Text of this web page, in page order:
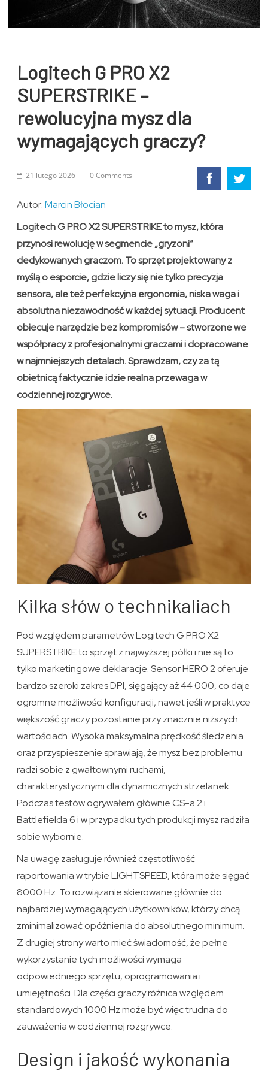
Logitech G PRO X2
SUPERSTRIKE –
rewolucyjna mysz dla
wymagających graczy?
21 lutego 2026 0 Comments
Autor:Marcin Błocian
Logitech G PRO X2 SUPERSTRIKE to mysz, która
przynosi rewolucję w segmencie „gryzoni”
dedykowanych graczom. To sprzęt projektowany z
myślą o esporcie, gdzie liczy się nie tylko precyzja
sensora, ale też perfekcyjna ergonomia, niska waga i
absolutna niezawodność w każdej sytuacji. Producent
obiecuje narzędzie bez kompromisów – stworzone we
współpracy z profesjonalnymi graczami i dopracowane
w najmniejszych detalach. Sprawdzam, czy za tą
obietnicą faktycznie idzie realna przewaga w
codziennej rozgrywce.
Kilka słów o technikaliach
Pod względem parametrów Logitech G PRO X2
SUPERSTRIKE to sprzęt z najwyższej półki i nie są to
tylko marketingowe deklaracje. Sensor HERO 2 oferuje
bardzo szeroki zakres DPI, sięgający aż 44 000, co daje
ogromne możliwości konfiguracji, nawet jeśli w praktyce
większość graczy pozostanie przy znacznie niższych
wartościach. Wysoka maksymalna prędkość śledzenia
oraz przyspieszenie sprawiają, że mysz bez problemu
radzi sobie z gwałtownymi ruchami,
charakterystycznymi dla dynamicznych strzelanek.
Podczas testów ogrywałem głównie CS-a 2 i
Battlefielda 6 i w przypadku tych produkcji mysz radziła
sobie wybornie.
Na uwagę zasługuje również częstotliwość
raportowania w trybie LIGHTSPEED, która może sięgać
8000 Hz. To rozwiązanie skierowane głównie do
najbardziej wymagających użytkowników, którzy chcą
zminimalizować opóźnienia do absolutnego minimum.
Z drugiej strony warto mieć świadomość, że pełne
wykorzystanie tych możliwości wymaga
odpowiedniego sprzętu, oprogramowania i
umiejętności. Dla części graczy różnica względem
standardowych 1000 Hz może być więc trudna do
zauważenia w codziennej rozgrywce.
Design i jakość wykonania